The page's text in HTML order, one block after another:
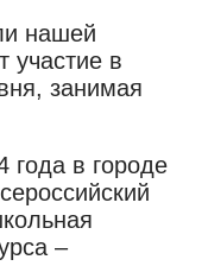
нашей
участие в
занимая
года в городе
–